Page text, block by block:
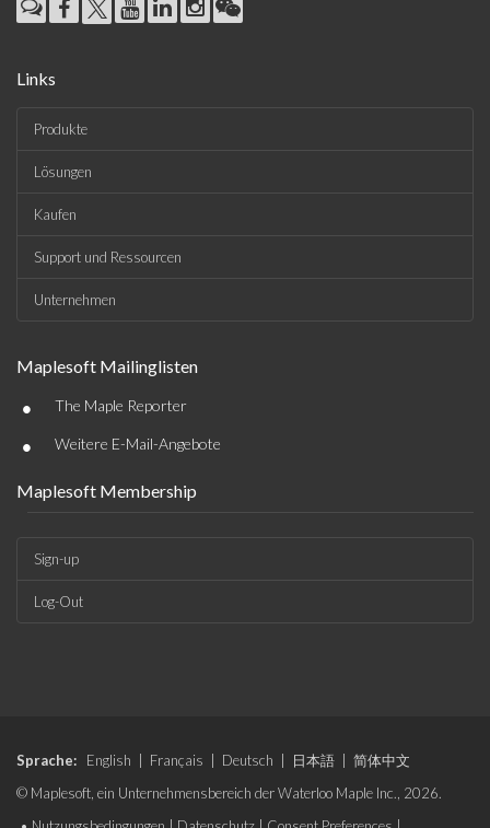
Links
Produkte
Lösungen
Kaufen
Support und Ressourcen
Unternehmen
Maplesoft Mailinglisten
• The Maple Reporter
• Weitere E-Mail-Angebote
Maplesoft Membership
Sign-up
Log-Out
Sprache: English Français Deutsch 日本語
简体中文
© Maplesoft, ein Unternehmensbereich der Waterloo Maple Inc., 2026.